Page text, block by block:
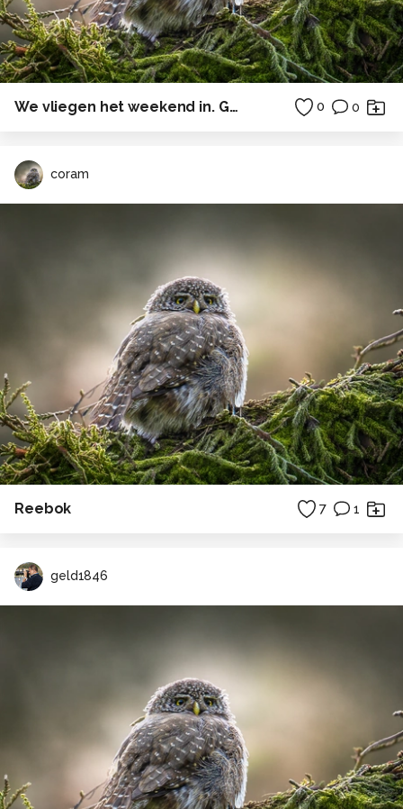
We vliegen het weekend in. Gezegend weekend allemaal!!! 0 0
coram
Reebok 7 1
geld1846